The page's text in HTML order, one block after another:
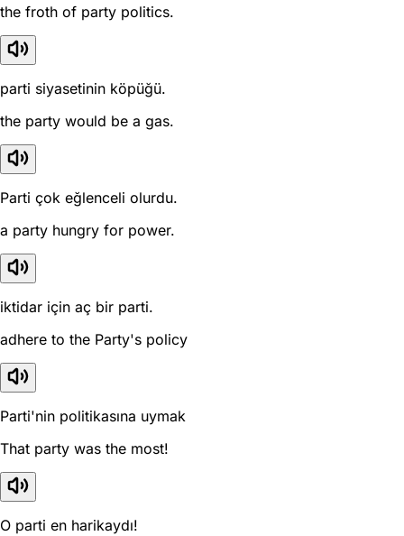
the froth of party politics.
parti siyasetinin köpüğü.
the party would be a gas.
Parti çok eğlenceli olurdu.
a party hungry for power.
iktidar için aç bir parti.
adhere to the Party's policy
Parti'nin politikasına uymak
That party was the most!
O parti en harikaydı!